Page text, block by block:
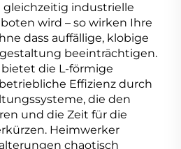
industrielle
wird – so wirken Ihre
dass auffällige, klobige
beeinträchtigen.
die L-förmige
Effizienz durch
die den
und die Zeit für die
Heimwerker
chaotisch